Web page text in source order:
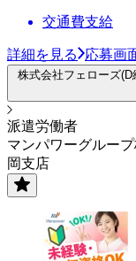
交通費支給
詳細を見る 応募画
株式会社フェローズ
派遣労働者
マンパワーグルー
岡支店